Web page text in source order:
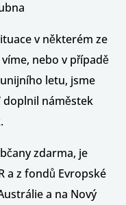
v některém ze
nebo v případě
letu, jsme
doplnil náměstek
zdarma, je
a z fondů Evropské
a na Nový